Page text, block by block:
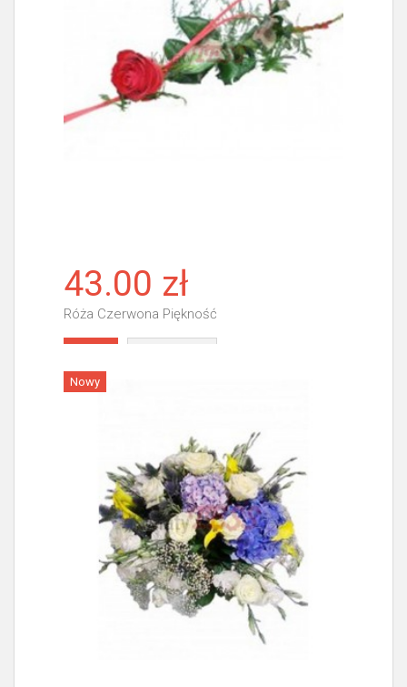
43.00 zł
Róża Czerwona Piękność
Nowy